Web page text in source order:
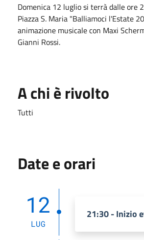
Domenica 12 luglio si terrà dalle ore
Piazza S. Maria "Balliamoci l'Estate
animazione musicale con Maxi
Gianni Rossi.
A chi è rivolto
Tutti
Date e orari
12
LUG
21:30 - Inizio